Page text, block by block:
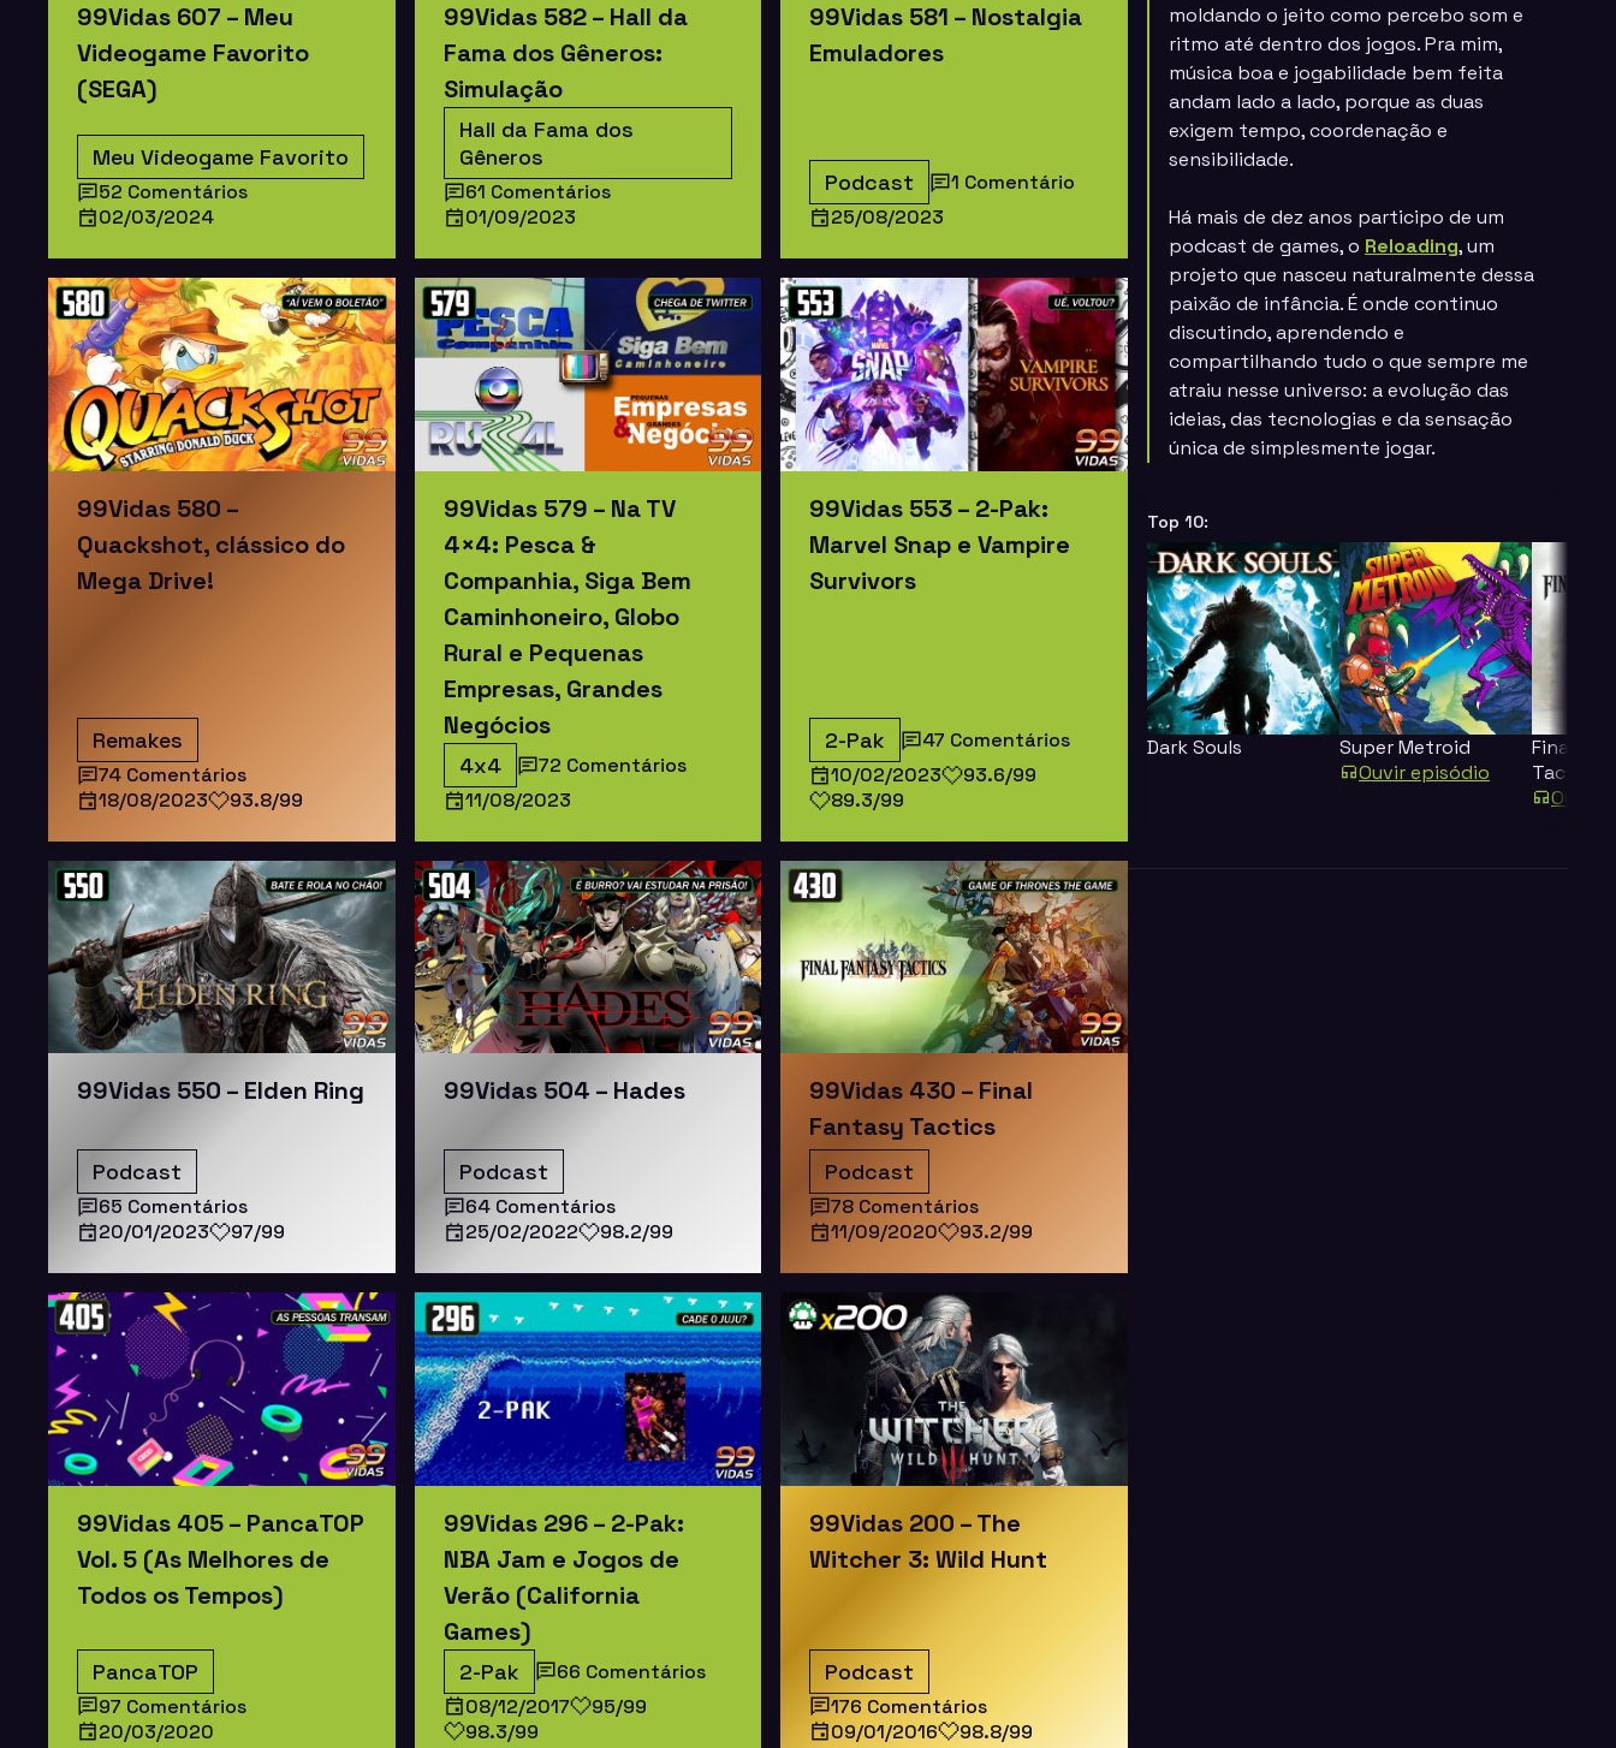
99Vidas 607 – Meu
Videogame Favorito
(SEGA)
Meu Videogame Favorito
52 Comentários
02/03/2024
99Vidas 582 – Hall da
Fama dos Gêneros:
Simulação
Hall da Fama dos
Gêneros
61 Comentários
01/09/2023
99Vidas 581 – Nostalgia
Emuladores
Podcast
1 Comentário
25/08/2023
99Vidas 580 –
Quackshot, clássico do
Mega Drive!
Remakes
74 Comentários
18/08/2023
93.8/99
99Vidas 579 – Na TV
4×4: Pesca &
Companhia, Siga Bem
Caminhoneiro, Globo
Rural e Pequenas
Empresas, Grandes
Negócios
4x4
72 Comentários
11/08/2023
99Vidas 553 – 2-Pak:
Marvel Snap e Vampire
Survivors
2-Pak
47 Comentários
10/02/2023
93.6/99
89.3/99
99Vidas 550 – Elden Ring
Podcast
65 Comentários
20/01/2023
97/99
99Vidas 504 – Hades
Podcast
64 Comentários
25/02/2022
98.2/99
99Vidas 430 – Final
Fantasy Tactics
Podcast
78 Comentários
11/09/2020
93.2/99
99Vidas 405 – PancaTOP
Vol. 5 (As Melhores de
Todos os Tempos)
PancaTOP
97 Comentários
20/03/2020
99Vidas 296 – 2-Pak:
NBA Jam e Jogos de
Verão (California
Games)
2-Pak
66 Comentários
08/12/2017
95/99
98.3/99
99Vidas 200 – The
Witcher 3: Wild Hunt
Podcast
176 Comentários
09/01/2016
98.8/99
moldando o jeito como percebo som e
ritmo até dentro dos jogos. Pra mim,
música boa e jogabilidade bem feita
andam lado a lado, porque as duas
exigem tempo, coordenação e
sensibilidade.
Há mais de dez anos participo de um
podcast de games, o Reloading, um
projeto que nasceu naturalmente dessa
paixão de infância. É onde continuo
discutindo, aprendendo e
compartilhando tudo o que sempre me
atraiu nesse universo: a evolução das
ideias, das tecnologias e da sensação
única de simplesmente jogar.
Top 10:
Dark Souls
Super Metroid
Ouvir episódio
Final
Tactics
Ouvir